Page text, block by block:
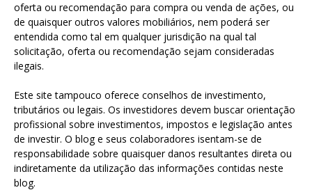
oferta ou recomendação para compra ou venda de ações, ou
de quaisquer outros valores mobiliários, nem poderá ser
entendida como tal em qualquer jurisdição na qual tal
solicitação, oferta ou recomendação sejam consideradas
ilegais.
Este site tampouco oferece conselhos de investimento,
tributários ou legais. Os investidores devem buscar orientação
profissional sobre investimentos, impostos e legislação antes
de investir. O blog e seus colaboradores isentam-se de
responsabilidade sobre quaisquer danos resultantes direta ou
indiretamente da utilização das informações contidas neste
blog.